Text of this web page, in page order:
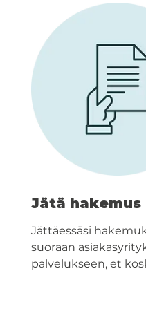
Jätä hakemus
Jättäessäsi
suoraan
palvelukseen, et